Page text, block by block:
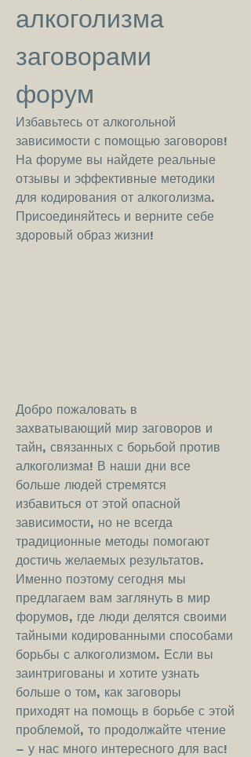
алкоголизма
заговорами
форум
Избавьтесь от алкогольной
зависимости с помощью заговоров!
На форуме вы найдете реальные
отзывы и эффективные методики
для кодирования от алкоголизма.
Присоединяйтесь и верните себе
здоровый образ жизни!
Добро пожаловать в
захватывающий мир заговоров и
тайн, связанных с борьбой против
алкоголизма! В наши дни все
больше людей стремятся
избавиться от этой опасной
зависимости, но не всегда
традиционные методы помогают
достичь желаемых результатов.
Именно поэтому сегодня мы
предлагаем вам заглянуть в мир
форумов, где люди делятся своими
тайными кодированными способами
борьбы с алкоголизмом. Если вы
заинтригованы и хотите узнать
больше о том, как заговоры
приходят на помощь в борьбе с этой
проблемой, то продолжайте чтение
– у нас много интересного для вас!